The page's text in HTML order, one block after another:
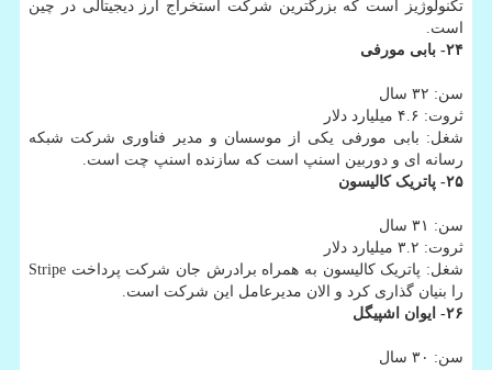
تکنولوژیز است که بزرگترین شرکت استخراج ارز دیجیتالی در چین
است.
۲۴- بابی مورفی
سن: ۳۲ سال
ثروت: ۴.۶ میلیارد دلار
شغل: بابی مورفی یکی از موسسان و مدیر فناوری شرکت شبکه
رسانه ای و دوربین اسنپ است که سازنده اسنپ چت است.
۲۵- پاتریک کالیسون
سن: ۳۱ سال
ثروت: ۳.۲ میلیارد دلار
شغل: پاتریک کالیسون به همراه برادرش جان شرکت پرداخت Stripe
را بنیان گذاری کرد و الان مدیرعامل این شرکت است.
۲۶- ایوان اشپیگل
سن: ۳۰ سال